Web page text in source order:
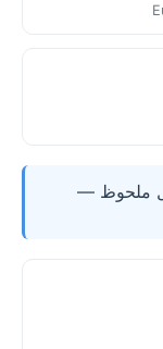
ملحوظ —